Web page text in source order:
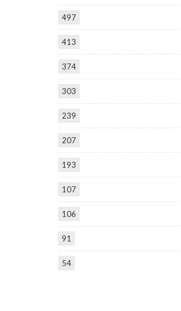
497
413
374
303
239
207
193
107
106
91
54